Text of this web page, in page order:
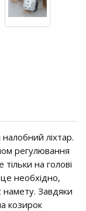
ліхтар.
регулювання
на голові
необхідно,
намету. Завдяки
козирок